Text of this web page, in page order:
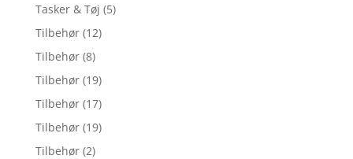
Tasker & Tøj (5)
Tilbehør (12)
Tilbehør (8)
Tilbehør (19)
Tilbehør (17)
Tilbehør (19)
Tilbehør (2)